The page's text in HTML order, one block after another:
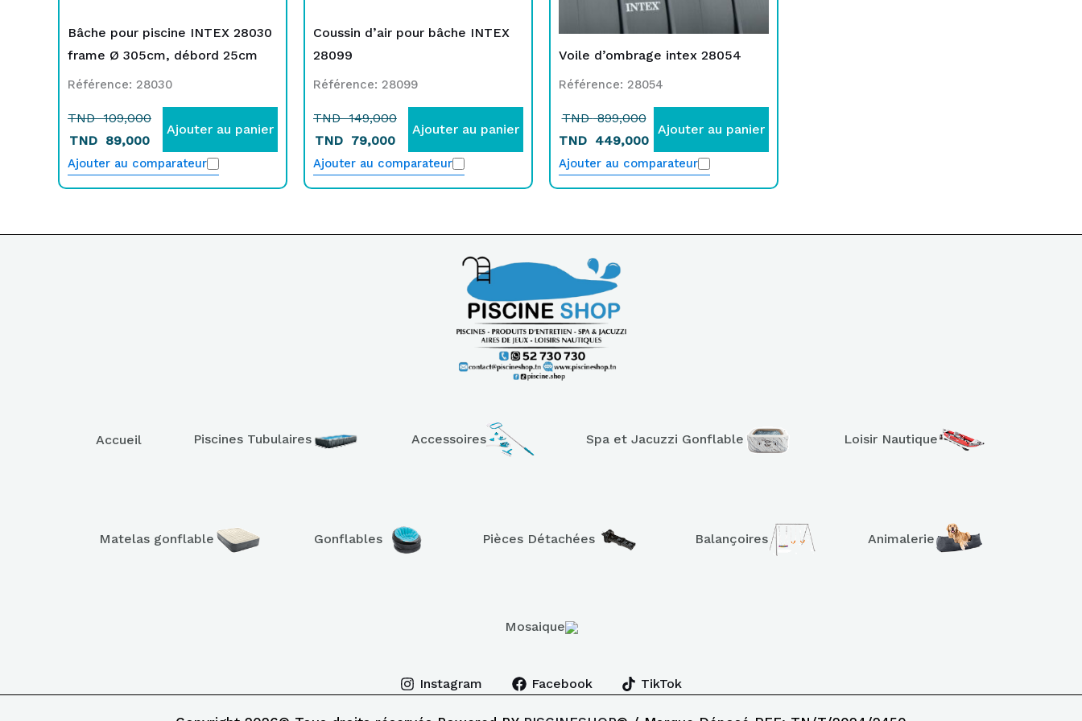
Bâche pour piscine INTEX 28030
frame Ø 305cm, débord 25cm
Référence: 28030
TND109,000
TND 89,000
Ajouter au panier
Ajouter au comparateur
Coussin d’air pour bâche INTEX
28099
Référence: 28099
TND149,000
TND 79,000
Ajouter au panier
Ajouter au comparateur
Voile d’ombrage intex 28054
Référence: 28054
TND899,000
TND 449,000
Ajouter au panier
Ajouter au comparateur
Accueil Piscines Tubulaires Accessoires Spa et Jacuzzi Gonflable Loisir Nautique
Matelas gonflable Gonflables Pièces Détachées Balançoires Animalerie
Mosaique
Instagram Facebook TikTok